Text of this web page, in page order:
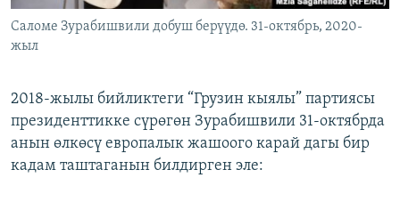
Cаломе Зурабишвили добуш берүүдө. 31-октябрь, 2020-
жыл
2018-жылы бийликтеги “Грузин кыялы” партиясы
президенттикке сүрөгөн Зурабишвили 31-октябрда
анын өлкөсү европалык жашоого карай дагы бир
кадам таштаганын билдирген эле: